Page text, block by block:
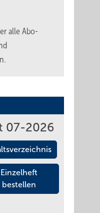
alle Abo-
07-2026
Einzelheft
bestellen